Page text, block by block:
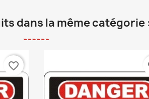
dans la même catégorie :
favorite_border